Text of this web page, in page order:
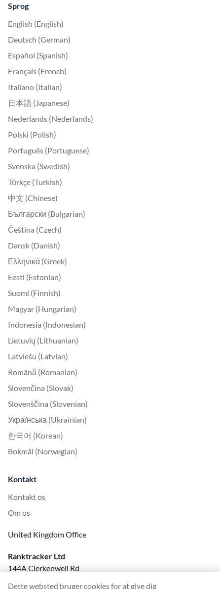
Sprog
English (English)
Deutsch (German)
Español (Spanish)
Français (French)
Italiano (Italian)
日本語 (Japanese)
Nederlands (Nederlands)
Polski (Polish)
Português (Portuguese)
Svenska (Swedish)
Türkçe (Turkish)
中文 (Chinese)
Български (Bulgarian)
Čeština (Czech)
Dansk (Danish)
Ελληνικά (Greek)
Eesti (Estonian)
Suomi (Finnish)
Magyar (Hungarian)
Indonesia (Indonesian)
Lietuvių (Lithuanian)
Latviešu (Latvian)
Română (Romanian)
Slovenčina (Slovak)
Slovenščina (Slovenian)
Українська (Ukrainian)
한국어 (Korean)
Bokmål (Norwegian)
Kontakt
Kontakt os
Om os
United Kingdom Office
Ranktracker Ltd
144A Clerkenwell Rd
Dette websted bruger cookies for at give dig